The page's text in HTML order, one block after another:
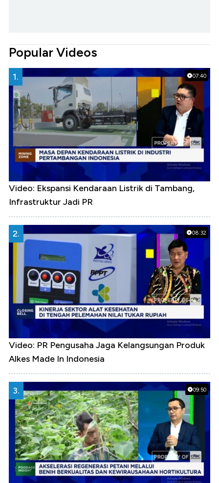
Popular Videos
07:40
1.
Video: Ekspansi Kendaraan Listrik di Tambang,
Infrastruktur Jadi PR
08:32
2.
Video: PR Pengusaha Jaga Kelangsungan Produk
Alkes Made In Indonesia
09:50
3.